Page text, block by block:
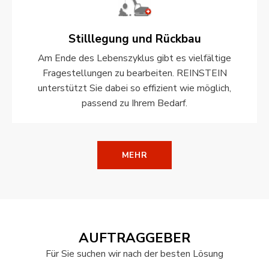
Stilllegung und Rückbau
Am Ende des Lebenszyklus gibt es vielfältige
Fragestellungen zu bearbeiten. REINSTEIN
unterstützt Sie dabei so effizient wie möglich,
passend zu Ihrem Bedarf.
MEHR
AUFTRAGGEBER
Für Sie suchen wir nach der besten Lösung